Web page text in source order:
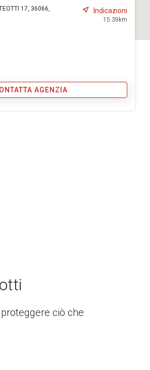
17, 36066,
Indicazioni
15.39km
AGENZIA
ciò che